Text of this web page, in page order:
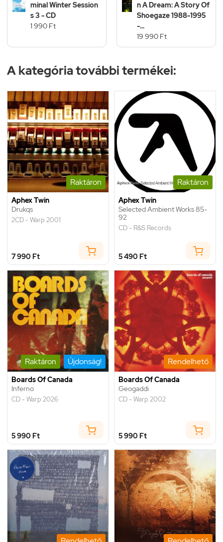
minal Winter Session
s 3 - CD
1 990 Ft
n A Dream: A Story Of
Shoegaze 1988-1995
-...
19 990 Ft
A kategória további termékei:
Raktáron
Aphex Twin
Drukqs
2CD - Warp 2001
7 990 Ft
Raktáron
Aphex Twin
Selected Ambient Works 85-
92
CD - R&S Records
5 490 Ft
Raktáron Újdonság!
Boards Of Canada
Inferno
CD - Warp 2026
5 990 Ft
Rendelhető
Boards Of Canada
Geogaddi
CD - Warp 2002
5 990 Ft